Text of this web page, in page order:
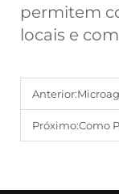
permitem
locais e
Anterior:
Próximo:Como Prevenir Linhas